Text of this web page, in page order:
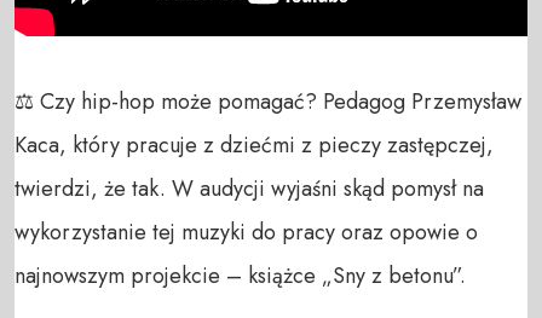
⚖ Czy hip-hop może pomagać? Pedagog Przemysław
Kaca, który pracuje z dziećmi z pieczy zastępczej,
twierdzi, że tak. W audycji wyjaśni skąd pomysł na
wykorzystanie tej muzyki do pracy oraz opowie o
najnowszym projekcie – książce „Sny z betonu”.